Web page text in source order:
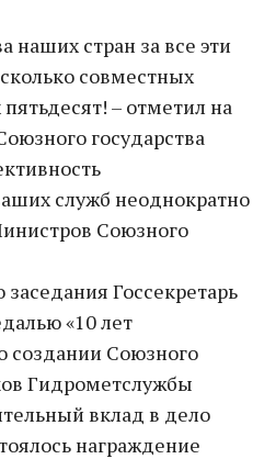
наших стран за все эти
совместных
– отметил на
государства
служб неоднократно
Союзного
Госсекретарь
«10 лет
создании Союзного
Гидрометслужбы
вклад в дело
награждение